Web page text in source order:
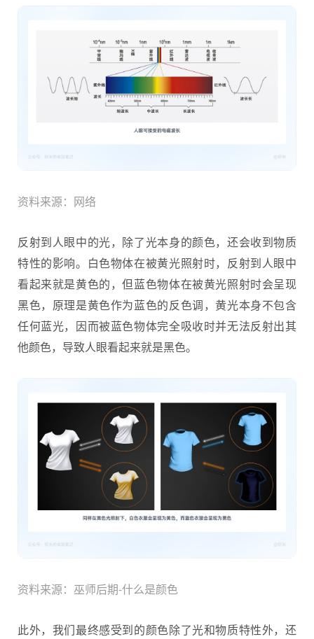
资料来源：网络
反射到人眼中的光，除了光本身的颜色，还会收到物质
特性的影响。白色物体在被黄光照射时，反射到人眼中
看起来就是黄色的，但蓝色物体在被黄光照射时会呈现
黑色，原理是黄色作为蓝色的反色调，黄光本身不包含
任何蓝光，因而被蓝色物体完全吸收时并无法反射出其
他颜色，导致人眼看起来就是黑色。
资料来源：巫师后期-什么是颜色
此外，我们最终感受到的颜色除了光和物质特性外，还